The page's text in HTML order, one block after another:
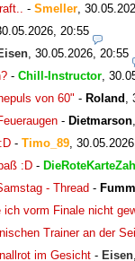
- Smeller
20:55
30.05.2026, 20:55
- Chill-Instructor
von 60" - Roland
- Dietmarson
- Timo_89
:D -
- Thread -
vorm Finale nicht
Trainer an der
im Gesicht - Eisen